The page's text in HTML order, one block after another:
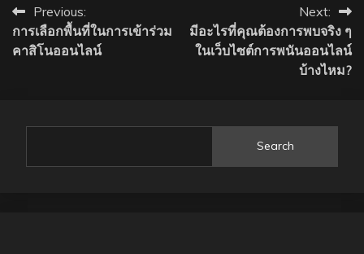
Post
navigation
Previous:
การเลือกพื้นที่ในการเข้าร่วม
คาสิโนออนไลน์
Next:
มีอะไรที่คุณต้องการพบจริง ๆ
ในเว็บไซต์การพนันออนไลน์
บ้างไหม?
Search